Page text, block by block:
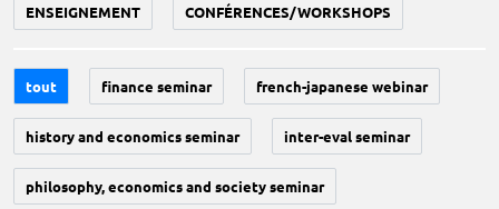
ENSEIGNEMENT CONFÉRENCES/WORKSHOPS
tout finance seminar french-japanese webinar
history and economics seminar inter-eval seminar
philosophy, economics and society seminar